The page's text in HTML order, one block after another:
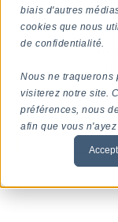
biais d'autres
cookies que nous
de confidentialité.
Nous ne traquerons
visiterez notre site.
préférences, nous
afin que vous